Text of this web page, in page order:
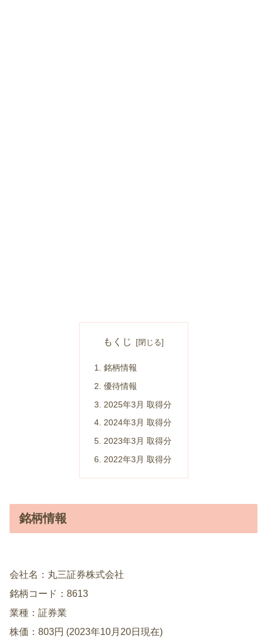
もくじ
銘柄情報
優待情報
2025年3月 取得分
2024年3月 取得分
2023年3月 取得分
2022年3月 取得分
銘柄情報
会社名：丸三証券株式会社
銘柄コード：8613
業種：証券業
株価：803円 (2023年10月20日現在)